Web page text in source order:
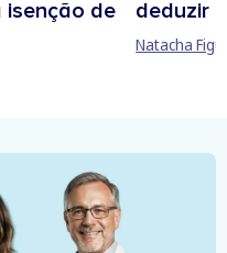
de
deduzir
Natacha